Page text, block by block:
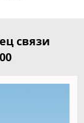
связи